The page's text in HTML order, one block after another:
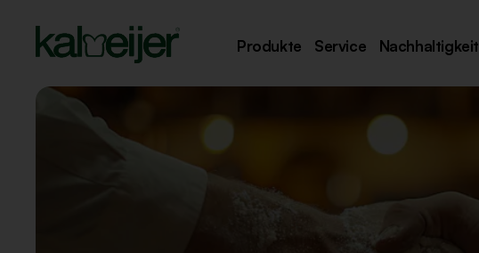
Produkte Service Nachhaltigkeit